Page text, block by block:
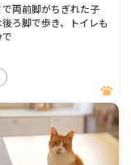
で両前脚がちぎれた子
ろ脚で歩き、トイレも